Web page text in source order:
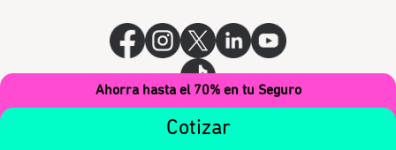
Ahorra hasta el 70% en tu Seguro
Cotizar